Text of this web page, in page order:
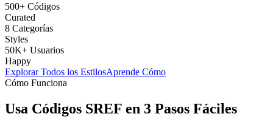
500+ Códigos
Curated
8 Categorías
Styles
50K+ Usuarios
Happy
Explorar Todos los EstilosAprende Cómo
Cómo Funciona
Usa Códigos SREF en 3 Pasos Fáciles